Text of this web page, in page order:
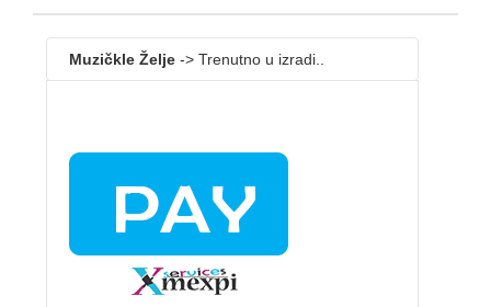
Muzičkle Želje -> Trenutno u izradi..